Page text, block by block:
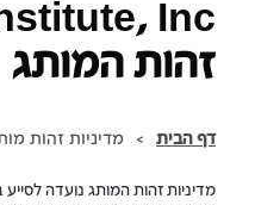
זהות המותג
מדיניות זהות דף הבית >
מדיניות זהות המותג נועדה